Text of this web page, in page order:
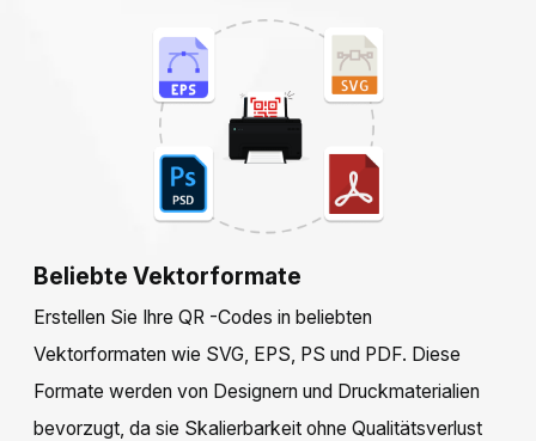
Beliebte Vektorformate
Erstellen Sie Ihre QR -Codes in beliebten
Vektorformaten wie SVG, EPS, PS und PDF. Diese
Formate werden von Designern und Druckmaterialien
bevorzugt, da sie Skalierbarkeit ohne Qualitätsverlust